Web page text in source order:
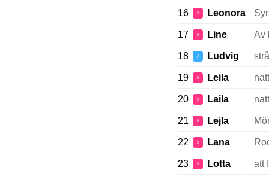
16 ♀ Leonora
17 ♀ Line Av
18 ♂ Ludvig
19 ♀ Leila natt
20 ♀ Laila
21 ♀ Lejla
22 ♀ Lana
23 ♀ Lotta att